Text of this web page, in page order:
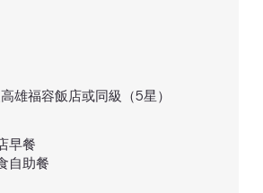
雄福容飯店或同級（5星）
早餐
自助餐